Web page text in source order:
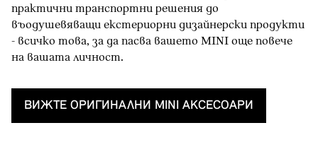
практични транспортни решения до
въодушевяващи екстериорни дизайнерски продукти
- всичко това, за да пасва вашето MINI oще повече
на вашата личност.
ВИЖТЕ OРИГИНАЛНИ MINI AКСЕСОАРИ